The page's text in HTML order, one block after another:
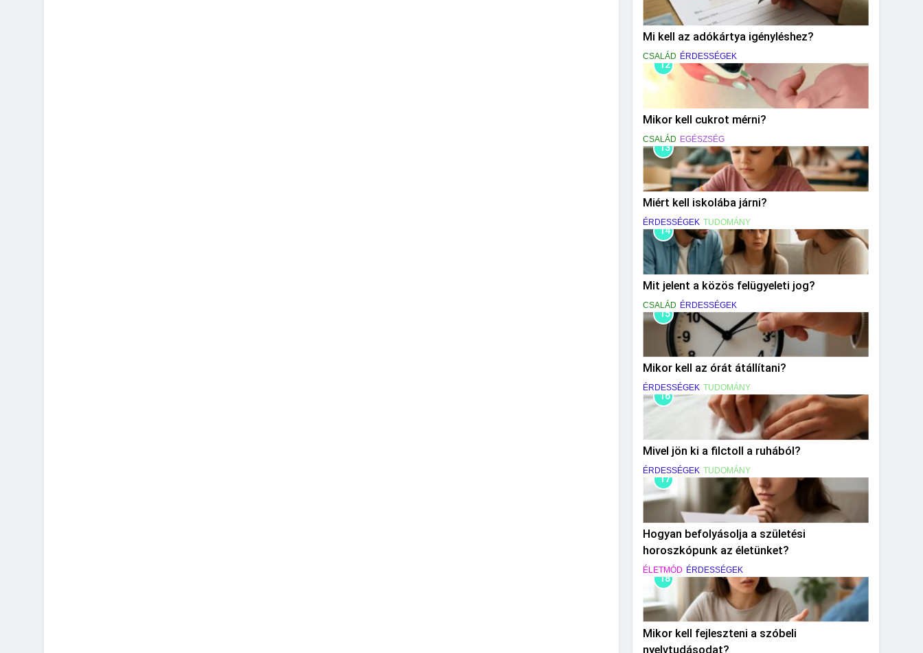
Mi kell az adókártya igényléshez?
CSALÁD ÉRDESSÉGEK
12
Mikor kell cukrot mérni?
CSALÁD EGÉSZSÉG
13
Miért kell iskolába járni?
ÉRDESSÉGEK TUDOMÁNY
14
Mit jelent a közös felügyeleti jog?
CSALÁD ÉRDESSÉGEK
15
Mikor kell az órát átállítani?
ÉRDESSÉGEK TUDOMÁNY
16
Mivel jön ki a filctoll a ruhából?
ÉRDESSÉGEK TUDOMÁNY
17
Hogyan befolyásolja a születési
horoszkópunk az életünket?
ÉLETMÓD ÉRDESSÉGEK
18
Mikor kell fejleszteni a szóbeli
nyelvtudásodat?